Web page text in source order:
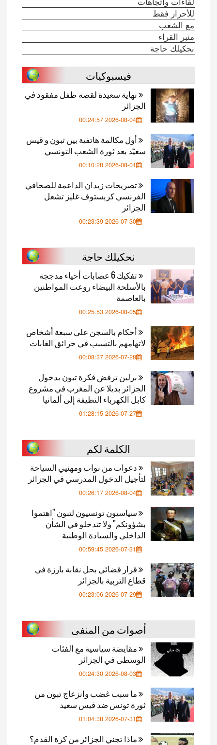
للأحرار فقط
مع الشعب
منبر القراء
نحكيلك حاجة
فيسبوكيات
نهاية سعيدة لقصة طفل مفقود في
الجزائر
2026-08-04 00:24:57
أول مكالمة هاتفية بين تبون و قيس
سعيّد بعد ثورة الشعب التونسي
2026-08-01 00:10:28
تصريحات زيدان الداعمة للصحافي
الفرنسي كريستوف غليز تشعل
الجزائر
2026-07-30 00:23:39
نحكيلك حاجة
تفكيك 6 عصابات أحياء مدججة
بالأسلحة البيضاء روعت المواطنين
بالعاصمة
2026-08-05 00:25:53
أحكام بالسجن على سبعة أشخاص
لاتهامهم بالتسبب في حرائق الغابات
2026-07-28 00:08:37
برلين ترفض فكرة تبون بدخول
الجزائر بديلا عن المغرب في مشروع
كابل الكهرباء النظيفة إلى ألمانيا
2026-07-27 01:28:15
الكلمة لكم
دعوات من نواب ومهنيي السياحة
لتأجيل الدخول المدرسي في الجزائر
2026-08-04 00:26:17
سياسيون تونسيون لتبون "اهتموا
بشؤونكم" ولا تتدخلو في الشأن
الداخلي والسيادة الوطنية
2026-07-31 00:59:45
قرار قضائي بحل نقابة بارزة في
قطاع التربية بالجزائر
2026-07-29 00:23:06
أصوات من المنفى
مقايضة سياسية مع الفئات
الوسطى في الجزائر
2026-08-03 00:24:30
ما سبب غضب وانزعاج تبون من
ثورة تونس ضد قيس سعيد
2026-07-31 01:04:38
ماذا تجني الجزائر من كرة القدم؟